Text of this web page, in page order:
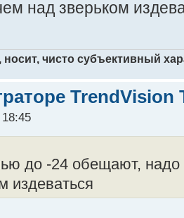
над зверьком
чисто субъективный
TrendVision
до -24 обещают, надо
издеваться